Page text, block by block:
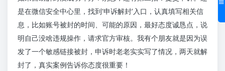
是在微信安全中心里，找到‘申诉解封’入口，认真填写相关信
息，比如账号被封的时间、可能的原因，最好态度诚恳点，说
明自己没啥违规操作，请求官方审核。我有个朋友就是因为误
发了一个敏感链接被封，申诉时老老实实写了情况，两天就解
封了，真实案例告诉你态度很重要！